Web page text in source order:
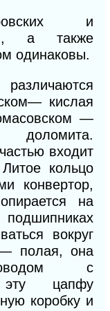
и
а также
одинаковы.
кислая
—
входит
кольцо
конвертор,
на
вокруг
полая, она
с
эту цапфу
коробку и